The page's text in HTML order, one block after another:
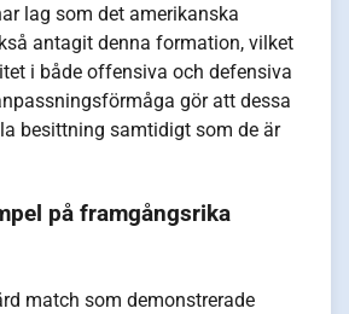
lag som det amerikanska
antagit denna formation, vilket
i både offensiva och defensiva
gör att dessa
besittning samtidigt som de är
på framgångsrika
match som demonstrerade